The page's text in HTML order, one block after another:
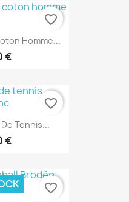
Homme...
€
favorite_border
Tennis...
€
favorite_border
favorite_border